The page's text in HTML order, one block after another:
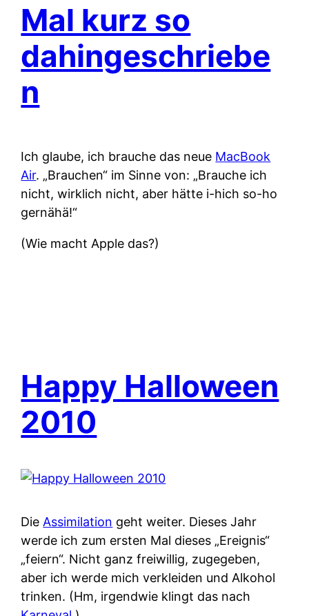
Mal kurz so
dahingeschriebe
n
Ich glaube, ich brauche das neue MacBook
Air. „Brauchen“ im Sinne von: „Brauche ich
nicht, wirklich nicht, aber hätte i-hich so-ho
gernähä!“
(Wie macht Apple das?)
Happy Halloween
2010
Die Assimilation geht weiter. Dieses Jahr
werde ich zum ersten Mal dieses „Ereignis“
„feiern“. Nicht ganz freiwillig, zugegeben,
aber ich werde mich verkleiden und Alkohol
trinken. (Hm, irgendwie klingt das nach